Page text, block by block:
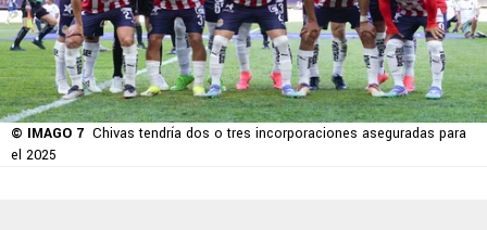
© IMAGO 7 Chivas tendría dos o tres incorporaciones aseguradas para
el 2025